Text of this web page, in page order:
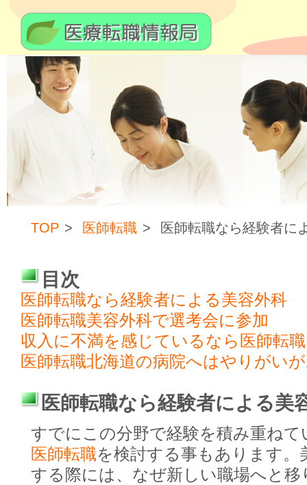
TOP 医師転職 医師転職なら経験者に
目次
医師転職なら経験者による美容外科
医師転職美容外科で選考会に参加
収入に不満を感じているなら医師転
医師転職北海道の病院へはやりがい
医師転職なら経験者による美
すでにこの分野で経験を積み重ね
医師転職を検討する事もあります。
する際には、なぜ新しい職場へと